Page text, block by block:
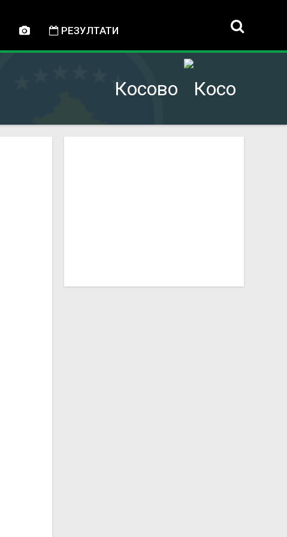
РЕЗУЛТАТИ
Косово